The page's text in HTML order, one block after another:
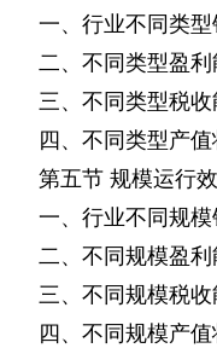
一、行业不同类
二、不同类型盈
三、不同类型税
四、不同类型产
第五节 规模运行
一、行业不同规
二、不同规模盈
三、不同规模税
四、不同规模产